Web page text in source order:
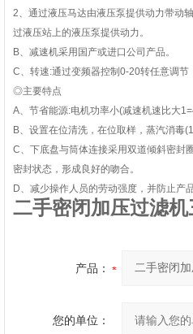
2、通过液压马达由液压泵提供动力带动
过液压站上的液压泵提供动力。
B、减速机采用国产或进口公司产品。
C、转速:通过变频器控制0-20转任意调节
◎主要特点
A、节省能源:电机功率小(减速机速比大
B、设置在位清洗，在位取样，蒸汽消毒
C、下底盘与筒体连接采用双道倾斜密封
密封状态，形成良好的吻合。
D、减少操作人员的劳动强度，并防止产
二手密闭加压过滤
产品：
您的单位：